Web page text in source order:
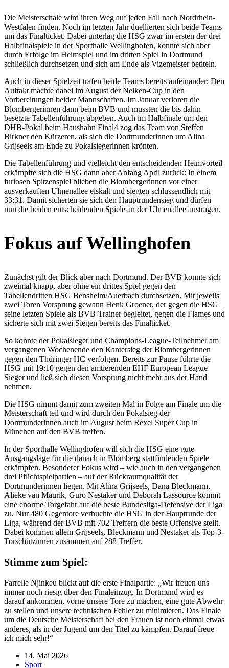
Die Meisterschale wird ihren Weg auf jeden Fall nach Nordrhein-
Westfalen finden. Noch im letzten Jahr duellierten sich beide Teams
um das Finalticket. Dabei unterlag die HSG zwar im ersten der drei
Halbfinalspiele in der Sporthalle Wellinghofen, konnte sich aber
durch Erfolge im Heimspiel und im dritten Spiel in Dortmund
schließlich durchsetzen und sich am Ende als Vizemeister betiteln.
Auch in dieser Spielzeit trafen beide Teams bereits aufeinander: Den
Auftakt machte dabei im August der Nelken-Cup in den
Vorbereitungen beider Mannschaften. Im Januar verloren die
Blombergerinnen dann beim BVB und mussten die bis dahin
besetzte Tabellenführung abgeben. Auch im Halbfinale um den
DHB-Pokal beim Haushahn Final4 zog das Team von Steffen
Birkner den Kürzeren, als sich die Dortmunderinnen um Alina
Grijseels am Ende zu Pokalsiegerinnen krönten.
Die Tabellenführung und vielleicht den entscheidenden Heimvorteil
erkämpfte sich die HSG dann aber Anfang April zurück: In einem
furiosen Spitzenspiel blieben die Blombergerinnen vor einer
ausverkauften Ulmenallee eiskalt und siegten schlussendlich mit
33:31. Damit sicherten sie sich den Hauptrundensieg und dürfen
nun die beiden entscheidenden Spiele an der Ulmenallee austragen.
Fokus auf Wellinghofen
Zunächst gilt der Blick aber nach Dortmund. Der BVB konnte sich
zweimal knapp, aber ohne ein drittes Spiel gegen den
Tabellendritten HSG Bensheim/Auerbach durchsetzen. Mit jeweils
zwei Toren Vorsprung gewann Henk Groener, der gegen die HSG
seine letzten Spiele als BVB-Trainer begleitet, gegen die Flames und
sicherte sich mit zwei Siegen bereits das Finalticket.
So konnte der Pokalsieger und Champions-League-Teilnehmer am
vergangenen Wochenende den Kantersieg der Blombergerinnen
gegen den Thüringer HC verfolgen. Bereits zur Pause führte die
HSG mit 19:10 gegen den amtierenden EHF European League
Sieger und ließ sich diesen Vorsprung nicht mehr aus der Hand
nehmen.
Die HSG nimmt damit zum zweiten Mal in Folge am Finale um die
Meisterschaft teil und wird durch den Pokalsieg der
Dortmunderinnen auch im August beim Rexel Super Cup in
München auf den BVB treffen.
In der Sporthalle Wellinghofen will sich die HSG eine gute
Ausgangslage für die danach in Blomberg stattfindenden Spiele
erkämpfen. Besonderer Fokus wird – wie auch in den vergangenen
drei Pflichtspielpartien – auf der Rückraumqualität der
Dortmunderinnen liegen. Mit Alina Grijseels, Dana Bleckmann,
Alieke van Maurik, Guro Nestaker und Deborah Lassource kommt
eine enorme Torgefahr auf die beste Bundesliga-Defensive der Liga
zu. Nur 480 Gegentore verbuchte die HSG in der Hauptrunde der
Liga, während der BVB mit 702 Treffern die beste Offensive stellt.
Dabei kommen allein Grijseels, Bleckmann und Nestaker als Top-3-
Torschützinnen zusammen auf 288 Treffer.
Stimme zum Spiel:
Farrelle Njinkeu blickt auf die erste Finalpartie: „Wir freuen uns
immer noch riesig über den Finaleinzug. In Dortmund wird es
darauf ankommen, vorne unsere Tore zu machen, eine gute Abwehr
zu stellen und unsere technischen Fehler zu minimieren. Das Finale
um die Deutsche Meisterschaft bei den Frauen ist noch einmal etwas
anderes, als in der Jugend um den Titel zu kämpfen. Darauf freue
ich mich sehr!“
14. Mai 2026
Sport